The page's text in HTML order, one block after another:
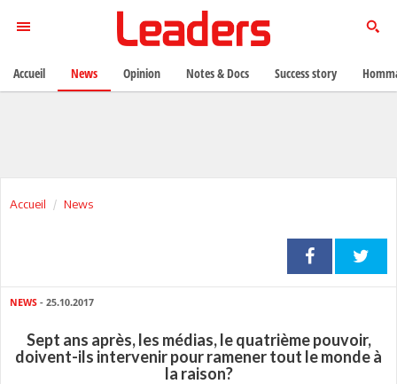
Accueil News
NEWS - 25.10.2017
Sept ans après, les médias, le quatrième pouvoir,
doivent-ils intervenir pour ramener tout le monde à
la raison?
Accueil News Opinion Notes & Docs Success story